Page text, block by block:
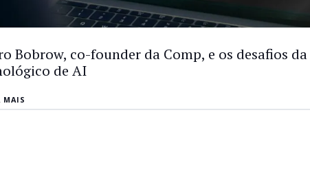
Bobrow, co-founder da Comp, e os desafios
de AI
MAIS